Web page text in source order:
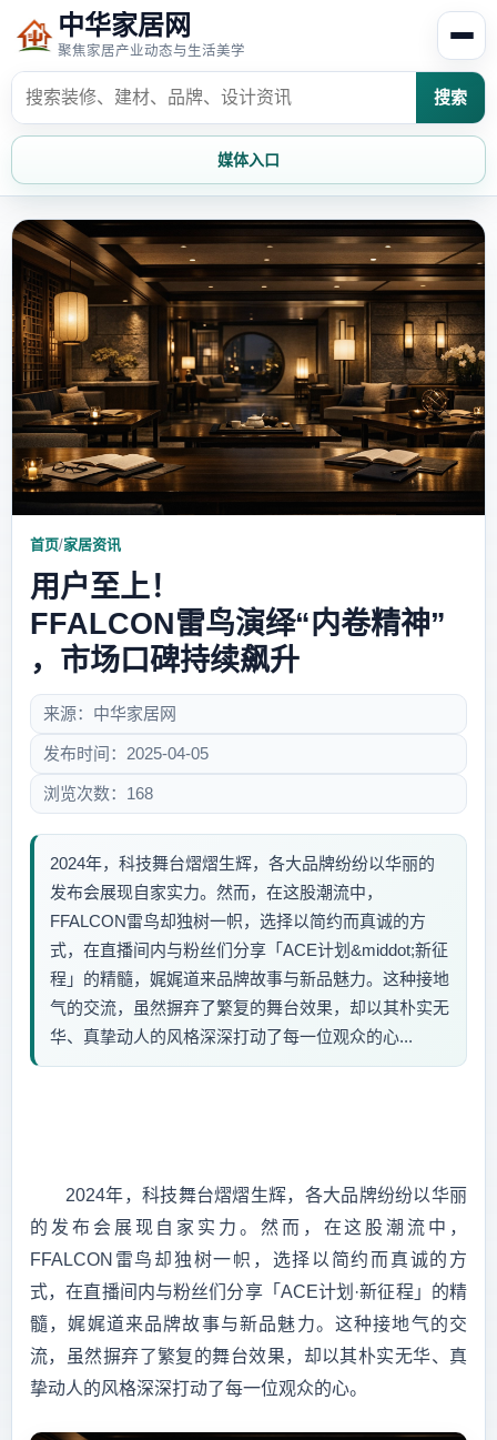
中华家居网
聚焦家居产业动态与生活美学
搜索
媒体入口
首页 家居资讯
家居风水 家居欣赏
时尚饰家 装修设计
家具知识 家居文化
家装攻略 创意家居
首页/家居资讯
用户至上！
FFALCON雷鸟演绎“内卷精神”
，市场口碑持续飙升
来源：中华家居网
发布时间：2025-04-05
浏览次数：168
2024年，科技舞台熠熠生辉，各大品牌纷纷以华丽的
发布会展现自家实力。然而，在这股潮流中，
FFALCON雷鸟却独树一帜，选择以简约而真诚的方
式，在直播间内与粉丝们分享「ACE计划&middot;新征
程」的精髓，娓娓道来品牌故事与新品魅力。这种接地
气的交流，虽然摒弃了繁复的舞台效果，却以其朴实无
华、真挚动人的风格深深打动了每一位观众的心...
2024年，科技舞台熠熠生辉，各大品牌纷纷以华丽
的发布会展现自家实力。然而，在这股潮流中，
FFALCON雷鸟却独树一帜，选择以简约而真诚的方
式，在直播间内与粉丝们分享「ACE计划·新征程」的精
髓，娓娓道来品牌故事与新品魅力。这种接地气的交
流，虽然摒弃了繁复的舞台效果，却以其朴实无华、真
挚动人的风格深深打动了每一位观众的心。